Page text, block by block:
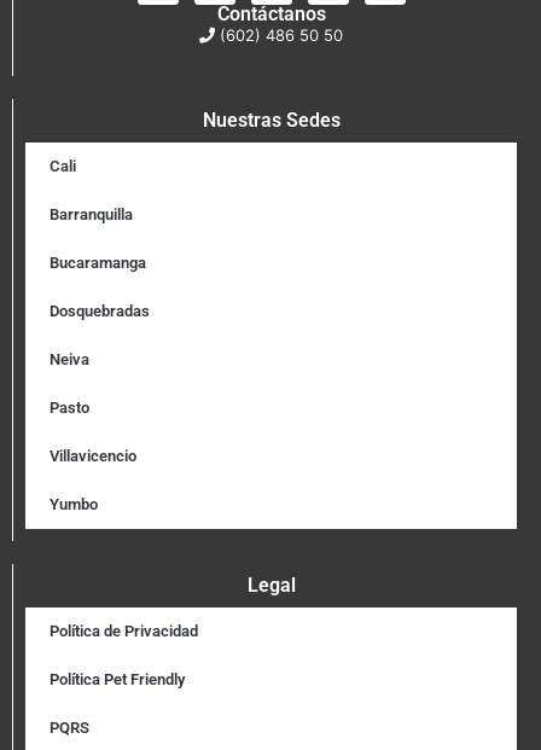
Contáctanos
(602) 486 50 50
Nuestras Sedes
Cali
Barranquilla
Bucaramanga
Dosquebradas
Neiva
Pasto
Villavicencio
Yumbo
Legal
Política de Privacidad
Política Pet Friendly
PQRS